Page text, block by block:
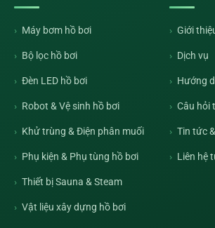
Máy bơm hồ bơi
Bộ lọc hồ bơi
Đèn LED hồ bơi
Robot & Vệ sinh hồ bơi
Khử trùng & Điện phân muối
Phụ kiện & Phụ tùng hồ bơi
Thiết bị Sauna & Steam
Vật liệu xây dựng hồ bơi
Giới
Dịch vụ
Hướng
Câu hỏi
Tin tức
Liên hệ